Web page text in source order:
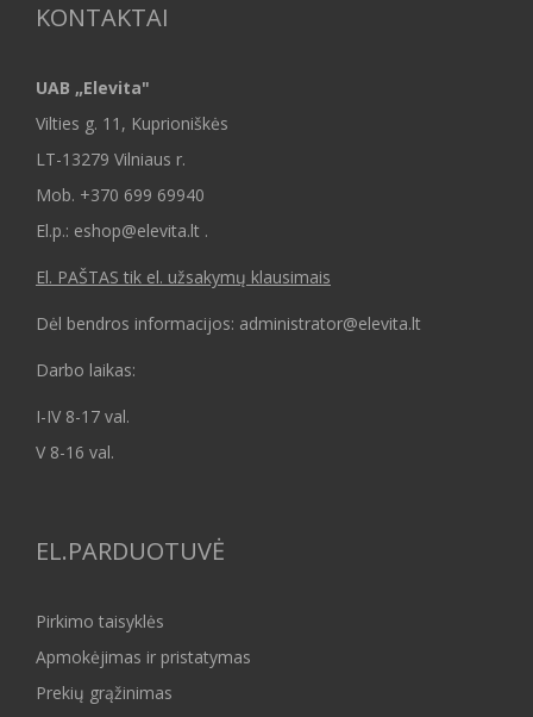
KONTAKTAI
UAB „Elevita"
Vilties g. 11, Kuprioniškės
LT-13279 Vilniaus r.
Mob. +370 699 69940
El.p.: eshop@elevita.lt .
El. PAŠTAS tik el. užsakymų klausimais
Dėl bendros informacijos: administrator@elevita.lt
Darbo laikas:
I-IV 8-17 val.
V 8-16 val.
EL.PARDUOTUVĖ
Pirkimo taisyklės
Apmokėjimas ir pristatymas
Prekių grąžinimas